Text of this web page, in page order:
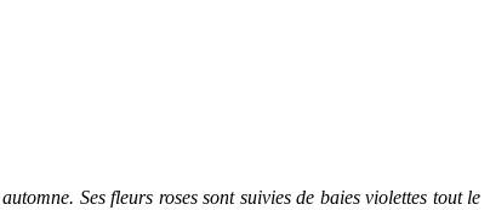
Ses fleurs roses sont suivies de baies violettes tout le